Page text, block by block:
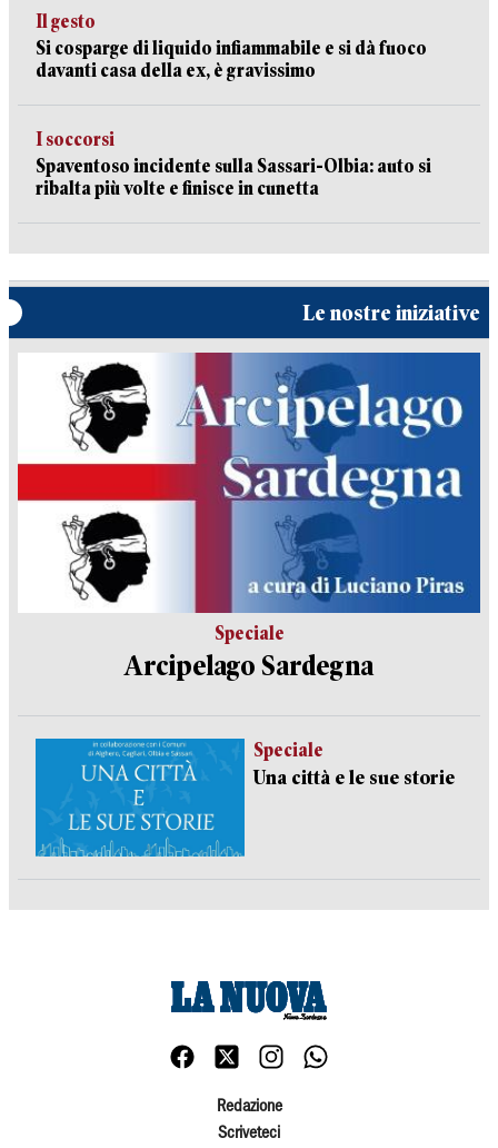
Il gesto
Si cosparge di liquido infiammabile e si dà fuoco
davanti casa della ex, è gravissimo
I soccorsi
Spaventoso incidente sulla Sassari-Olbia: auto si
ribalta più volte e finisce in cunetta
Le nostre iniziative
Speciale
Arcipelago Sardegna
Speciale
Una città e le sue storie
Redazione
Scriveteci